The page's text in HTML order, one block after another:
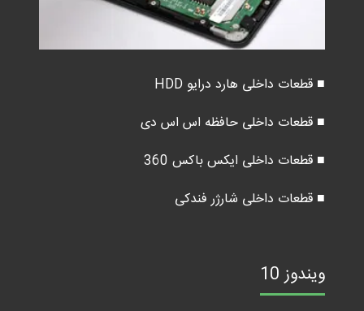
■ قطعات داخلی هارد درایو HDD
■ قطعات داخلی حافظه اس اس دی
■ قطعات داخلی ایکس باکس 360
■ قطعات داخلی شارژر فندکی
ویندوز 10